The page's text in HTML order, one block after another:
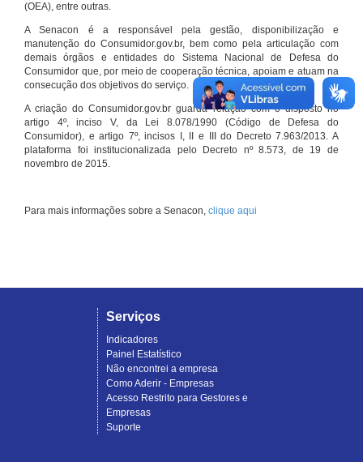
(OEA), entre outras.
A Senacon é a responsável pela gestão, disponibilização e
manutenção do Consumidor.gov.br, bem como pela articulação com
demais órgãos e entidades do Sistema Nacional de Defesa do
Consumidor que, por meio de cooperação técnica, apoiam e atuam na
consecução dos objetivos do serviço.
A criação do Consumidor.gov.br guarda relação com o disposto no
artigo 4º, inciso V, da Lei 8.078/1990 (Código de Defesa do
Consumidor), e artigo 7º, incisos I, II e III do Decreto 7.963/2013. A
plataforma foi institucionalizada pelo Decreto nº 8.573, de 19 de
novembro de 2015.
Para mais informações sobre a Senacon, clique aqui
Serviços
Indicadores
Painel Estatístico
Não encontrei a empresa
Como Aderir - Empresas
Acesso Restrito para Gestores e
Empresas
Suporte